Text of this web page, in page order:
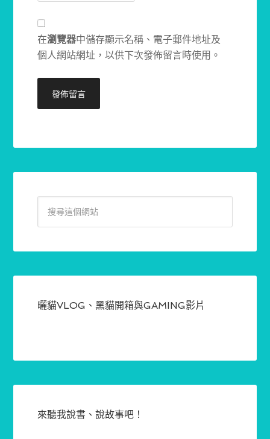
在瀏覽器中儲存顯示名稱、電子郵件地址及
個人網站網址，以供下次發佈留言時使用。
曬貓VLOG、黑貓開箱與GAMING影片
來聽我說書、說故事吧！